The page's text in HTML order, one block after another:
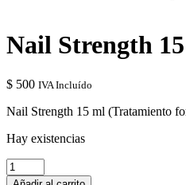
Nail Strength
$ 500 IVA Incluído
Nail Strength 15 ml (Tratamiento
Hay existencias
Nail
Strength